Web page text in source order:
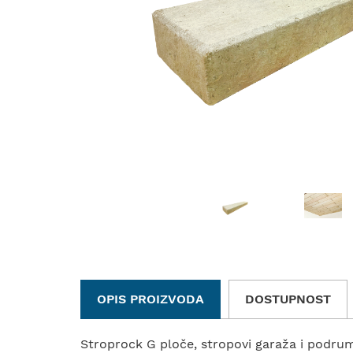
OPIS PROIZVODA DOSTUPNOST
Stroprock G ploče, stropovi garaža i